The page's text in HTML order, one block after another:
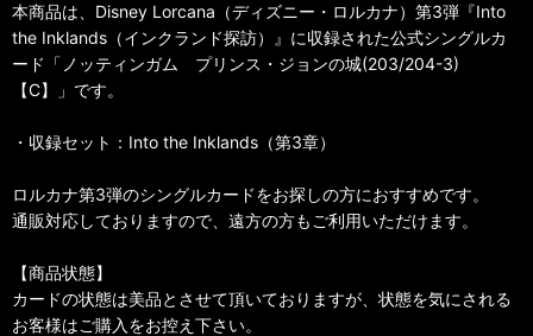
本商品は、Disney Lorcana（ディズニー・ロルカナ）第3弾『Into
the Inklands（インクランド探訪）』に収録された公式シングルカ
ード「ノッティンガム プリンス・ジョンの城(203/204-3)
【C】」です。
・収録セット：Into the Inklands（第3章）
ロルカナ第3弾のシングルカードをお探しの方におすすめです。
通販対応しておりますので、遠方の方もご利用いただけます。
【商品状態】
カードの状態は美品とさせて頂いておりますが、状態を気にされる
お客様はご購入をお控え下さい。